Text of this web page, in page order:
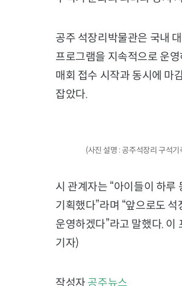
공주 석장리박물관은 국내
프로그램을 지속적으로 운
매회 접수 시작과 동시에 마
잡았다.
(사진 설명 : 공주석장리 구석
시 관계자는 “아이들이 하
기획했다”라며 “앞으로도
운영하겠다”라고 말했다.
기자)
작성자 공주뉴스